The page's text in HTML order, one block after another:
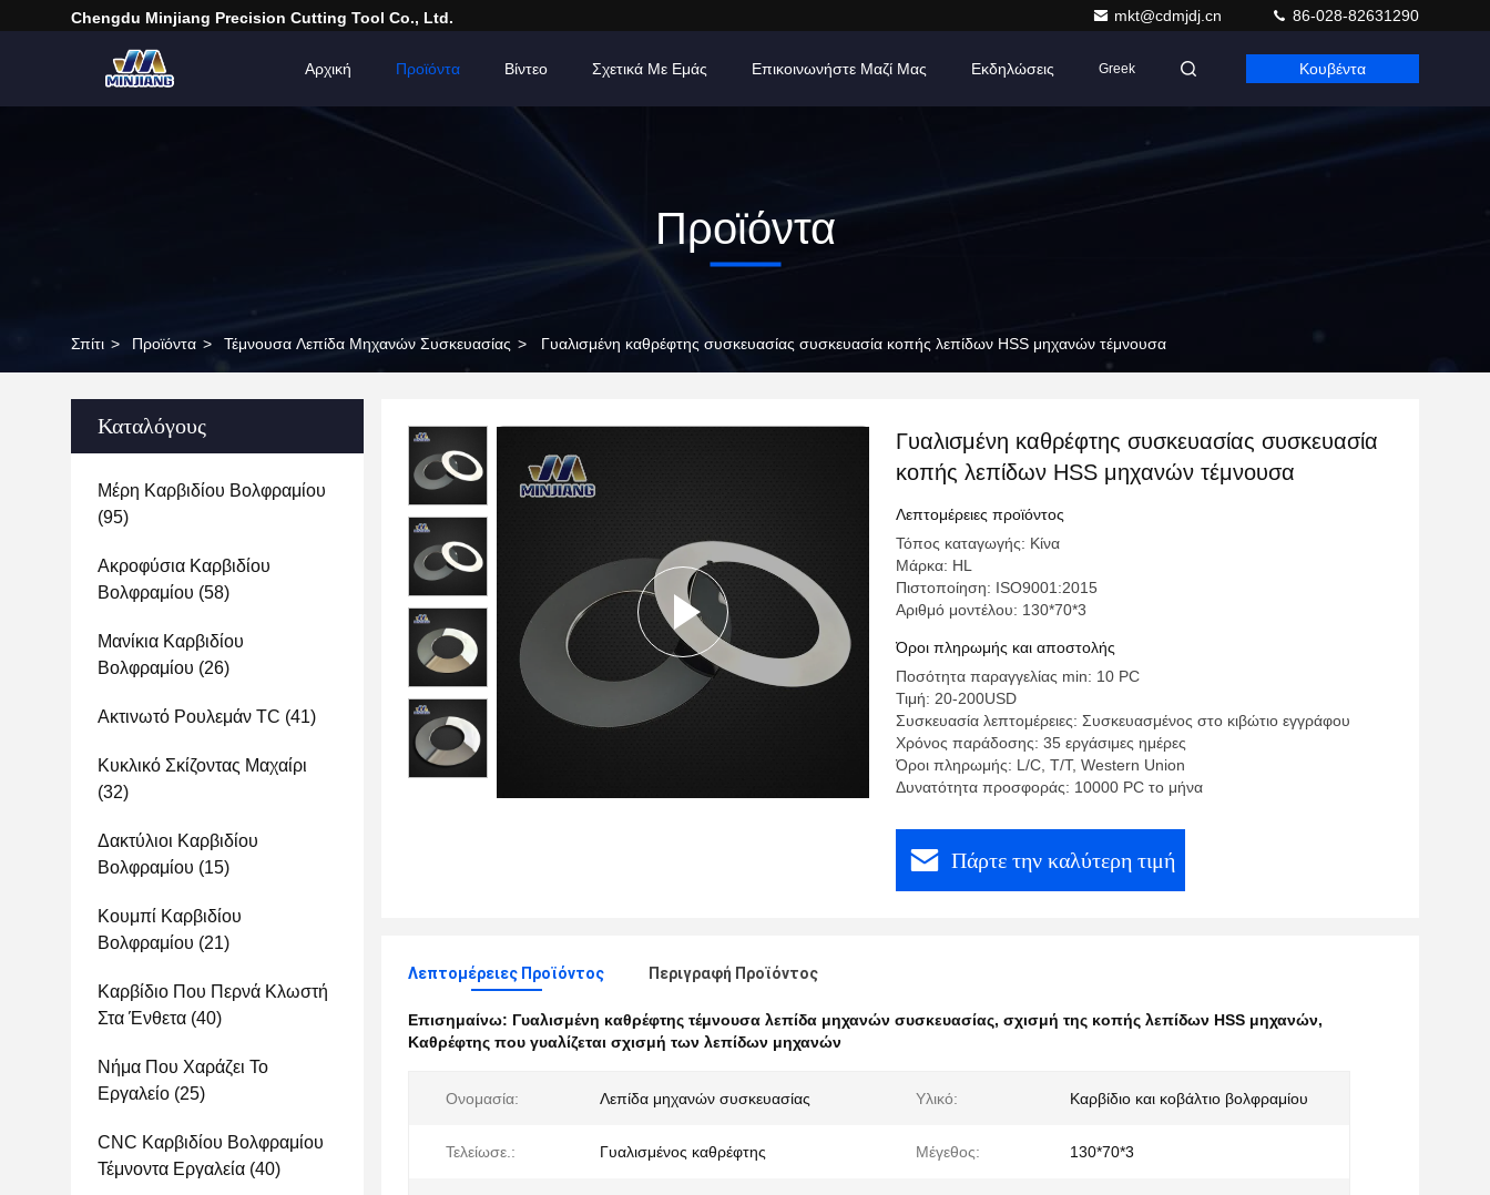
Chengdu Minjiang Precision Cutting Tool Co., Ltd. mkt@cdmjdj.cn 86-028-82631290
Αρχική Προϊόντα Βίντεο Σχετικά Με Εμάς Επικοινωνήστε Μαζί Μας Εκδηλώσεις Greek Κουβέντα
Προϊόντα
Σπίτι > Προϊόντα > Τέμνουσα Λεπίδα Μηχανών Συσκευασίας > Γυαλισμένη καθρέφτης συσκευασίας συσκευασία κοπής λεπίδων HSS μηχανών τέμνουσα
Καταλόγους
Μέρη Καρβιδίου Βολφραμίου
(95)
Ακροφύσια Καρβιδίου
Βολφραμίου (58)
Μανίκια Καρβιδίου
Βολφραμίου (26)
Ακτινωτό Ρουλεμάν TC (41)
Κυκλικό Σκίζοντας Μαχαίρι
(32)
Δακτύλιοι Καρβιδίου
Βολφραμίου (15)
Κουμπί Καρβιδίου
Βολφραμίου (21)
Καρβίδιο Που Περνά Κλωστή
Στα Ένθετα (40)
Νήμα Που Χαράζει Το
Εργαλείο (25)
CNC Καρβιδίου Βολφραμίου
Τέμνοντα Εργαλεία (40)
Γυαλισμένη καθρέφτης συσκευασίας συσκευασία
κοπής λεπίδων HSS μηχανών τέμνουσα
Λεπτομέρειες προϊόντος
Τόπος καταγωγής: Κίνα
Μάρκα: HL
Πιστοποίηση: ISO9001:2015
Αριθμό μοντέλου: 130*70*3
Όροι πληρωμής και αποστολής
Ποσότητα παραγγελίας min: 10 PC
Τιμή: 20-200USD
Συσκευασία λεπτομέρειες: Συσκευασμένος στο κιβώτιο εγγράφου
Χρόνος παράδοσης: 35 εργάσιμες ημέρες
Όροι πληρωμής: L/C, T/T, Western Union
Δυνατότητα προσφοράς: 10000 PC το μήνα
Πάρτε την καλύτερη τιμή
Λεπτομέρειες Προϊόντος Περιγραφή Προϊόντος
Επισημαίνω: Γυαλισμένη καθρέφτης τέμνουσα λεπίδα μηχανών συσκευασίας, σχισμή της κοπής λεπίδων HSS μηχανών,
Καθρέφτης που γυαλίζεται σχισμή των λεπίδων μηχανών
Ονομασία: Λεπίδα μηχανών συσκευασίας Υλικό: Καρβίδιο και κοβάλτιο βολφραμίου
Τελείωσε.: Γυαλισμένος καθρέφτης Μέγεθος: 130*70*3